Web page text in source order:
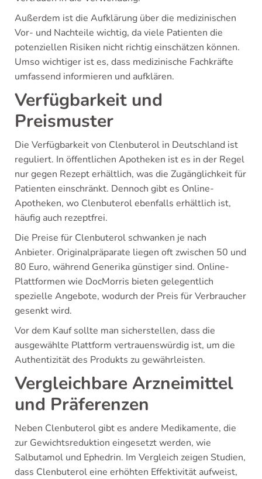
Außerdem ist die Aufklärung über die medizinischen
Vor- und Nachteile wichtig, da viele Patienten die
potenziellen Risiken nicht richtig einschätzen können.
Umso wichtiger ist es, dass medizinische Fachkräfte
umfassend informieren und aufklären.
Verfügbarkeit und
Preismuster
Die Verfügbarkeit von Clenbuterol in Deutschland ist
reguliert. In öffentlichen Apotheken ist es in der Regel
nur gegen Rezept erhältlich, was die Zugänglichkeit für
Patienten einschränkt. Dennoch gibt es Online-
Apotheken, wo Clenbuterol ebenfalls erhältlich ist,
häufig auch rezeptfrei.
Die Preise für Clenbuterol schwanken je nach
Anbieter. Originalpräparate liegen oft zwischen 50 und
80 Euro, während Generika günstiger sind. Online-
Plattformen wie DocMorris bieten gelegentlich
spezielle Angebote, wodurch der Preis für Verbraucher
gesenkt wird.
Vor dem Kauf sollte man sicherstellen, dass die
ausgewählte Plattform vertrauenswürdig ist, um die
Authentizität des Produkts zu gewährleisten.
Vergleichbare Arzneimittel
und Präferenzen
Neben Clenbuterol gibt es andere Medikamente, die
zur Gewichtsreduktion eingesetzt werden, wie
Salbutamol und Ephedrin. Im Vergleich zeigen Studien,
dass Clenbuterol eine erhöhten Effektivität aufweist,